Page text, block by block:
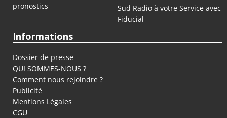
pronostics
Sud Radio à votre Service avec
Fiducial
Informations
Dossier de presse
QUI SOMMES-NOUS ?
Comment nous rejoindre ?
Publicité
Mentions Légales
CGU